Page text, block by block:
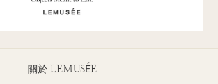
關於 LEMUSÉE